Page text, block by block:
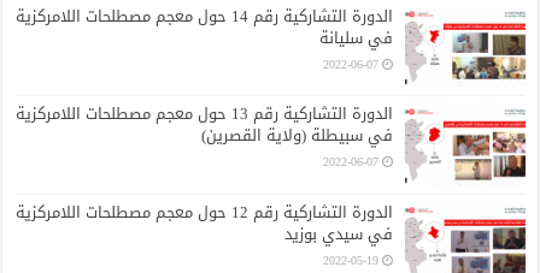
الدورة التشاركية رقم 14 حول معجم مصطلحات اللامركزية
في سليانة
2022-06-07
الدورة التشاركية رقم 13 حول معجم مصطلحات اللامركزية
في سبيطلة (ولاية القصرين)
2022-06-07
الدورة التشاركية رقم 12 حول معجم مصطلحات اللامركزية
في سيدي بوزيد
2022-05-19